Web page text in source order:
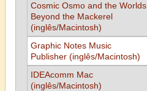
Cosmic Osmo and the Worlds
Beyond the Mackerel
(inglês/Macintosh)
Graphic Notes Music
Publisher (inglês/Macintosh)
IDEAcomm Mac
(inglês/Macintosh)